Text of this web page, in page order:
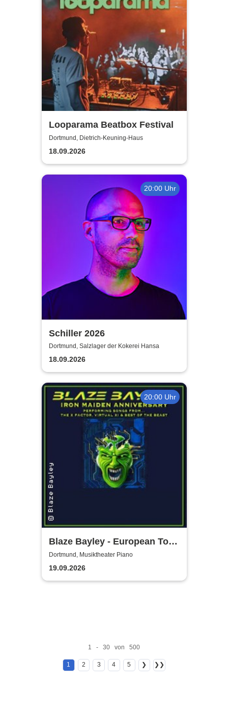
Looparama Beatbox Festival
Dortmund, Dietrich-Keuning-Haus
18.09.2026
20:00 Uhr
Schiller 2026
Dortmund, Salzlager der Kokerei Hansa
18.09.2026
20:00 Uhr
Blaze Bayley - European Tour
2026
Dortmund, Musiktheater Piano
19.09.2026
1 - 30 von 500
1 2 3 4 5 ❯ ❯❯